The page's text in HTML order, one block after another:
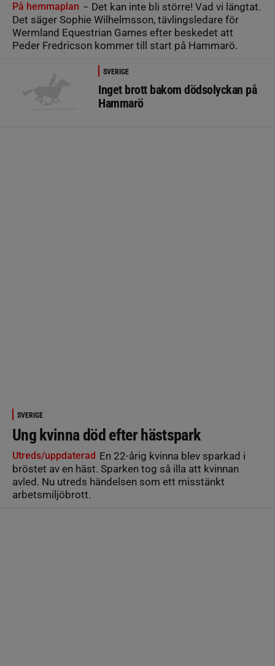
På hemmaplan − Det kan inte bli större! Vad vi längtat.
Det säger Sophie Wilhelmsson, tävlingsledare för
Wermland Equestrian Games efter beskedet att
Peder Fredricson kommer till start på Hammarö.
SVERIGE
Inget brott bakom dödsolyckan på
Hammarö
SVERIGE
Ung kvinna död efter hästspark
Utreds/uppdaterad En 22-årig kvinna blev sparkad i
bröstet av en häst. Sparken tog så illa att kvinnan
avled. Nu utreds händelsen som ett misstänkt
arbetsmiljöbrott.